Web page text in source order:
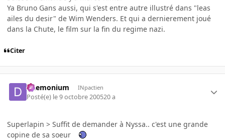
Ya Bruno Gans aussi, qui s'est entre autre illustré dans "leas
ailes du desir" de Wim Wenders. Et qui a dernierement joué
dans la Chute, le film sur la fin du regime nazi.
Citer
Daemonium INpactien
Posté(e) le 9 octobre 200520 a
Superlapin > Suffit de demander à Nyssa.. c'est une grande
copine de sa soeur